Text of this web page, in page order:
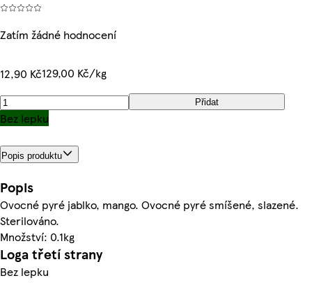
Zatím žádné hodnocení
12,90 Kč129,00 Kč/kg
Přidat
Bez lepku
Popis produktu
Popis
Ovocné pyré jablko, mango. Ovocné pyré smíšené, slazené.
Sterilováno.
Množství: 0.1kg
Loga třetí strany
Bez lepku